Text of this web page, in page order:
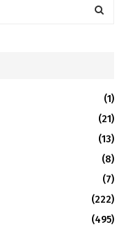
R
(1)
(21)
(13)
(8)
(7)
(222)
(495)